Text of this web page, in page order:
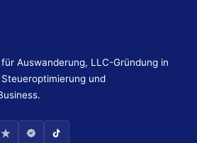
Auswanderung, LLC-Gründung in
und